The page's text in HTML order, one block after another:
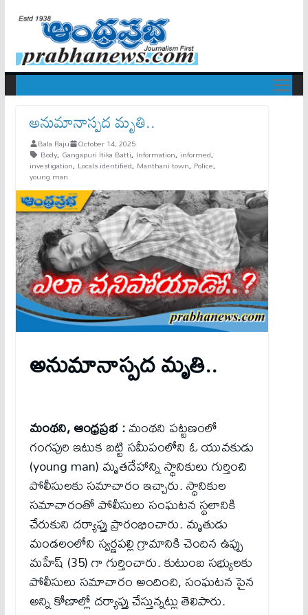
అనుమానాస్ప‌ద మృతి..
Bala Raju October 14, 2025
Body, Gangapuri Itika Batti, Information, informed,
investigation, Locals identified, Manthani town, Police,
young man
అనుమానాస్ప‌ద మృతి..
మంథని, ఆంధ్ర‌ప్ర‌భ :మంథని పట్టణంలో
గంగపురి ఇటుక బట్టి సమీపంలోని ఓ యువకుడు
(young man) మృత‌దేహాన్ని స్థానికులు గుర్తించి
పోలీసుల‌కు స‌మాచారం ఇచ్చారు. స్థానికుల
సమాచారంతో పోలీసులు సంఘటన స్థలానికి
చేరుకుని దర్యాప్తు ప్రారంభించారు. మృతుడు
మండలంలోని స్వర్ణపల్లి గ్రామానికి చెందిన ఉప్పు
మహేష్ (35) గా గుర్తించారు. కుటుంబ సభ్యులకు
పోలీసులు సమాచారం అందించి, సంఘటన పైన
అన్ని కోణాల్లో దర్యాప్తు చేస్తున్నట్లు తెలిపారు.